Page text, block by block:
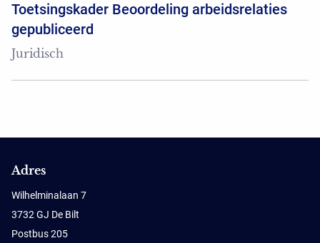
Toetsingskader Beoordeling arbeidsrelaties
gepubliceerd
Juridisch
Adres
Wilhelminalaan 7
3732 GJ De Bilt
Postbus 205